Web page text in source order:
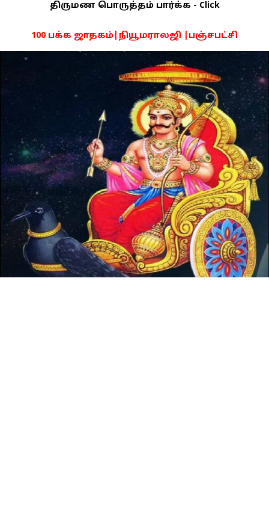
திருமண பொருத்தம் பார்க்க - Click
100 பக்க ஜாதகம்|நியூமராலஜி |பஞ்சபட்சி
PDF -72மட்டும் -Click